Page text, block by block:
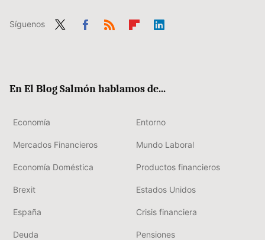
Síguenos
En El Blog Salmón hablamos de...
Economía Entorno
Mercados Financieros Mundo Laboral
Economía Doméstica Productos financieros
Brexit Estados Unidos
España Crisis financiera
Deuda Pensiones